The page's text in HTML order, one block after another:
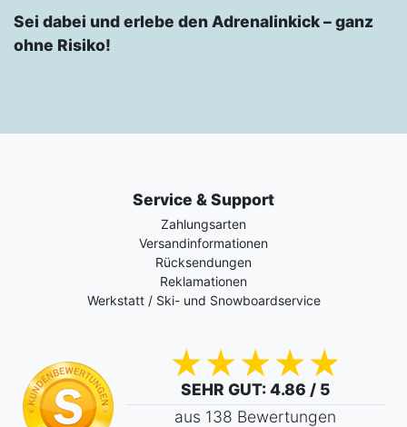
Sei dabei und erlebe den Adrenalinkick – ganz
ohne Risiko!
Service & Support
Zahlungsarten
Versandinformationen
Rücksendungen
Reklamationen
Werkstatt / Ski- und Snowboardservice
SEHR GUT: 4.86 / 5
aus 138 Bewertungen